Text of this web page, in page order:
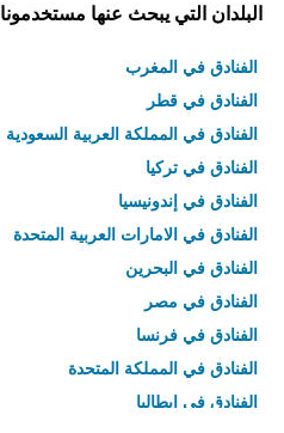
البلدان التي يبحث عنها مستخدمونا
الفنادق في المغرب
الفنادق في قطر
الفنادق في المملكة العربية السعودية
الفنادق في تركيا
الفنادق في إندونيسيا
الفنادق في الامارات العربية المتحدة
الفنادق في البحرين
الفنادق في مصر
الفنادق في فرنسا
الفنادق في المملكة المتحدة
الفنادق في إيطاليا